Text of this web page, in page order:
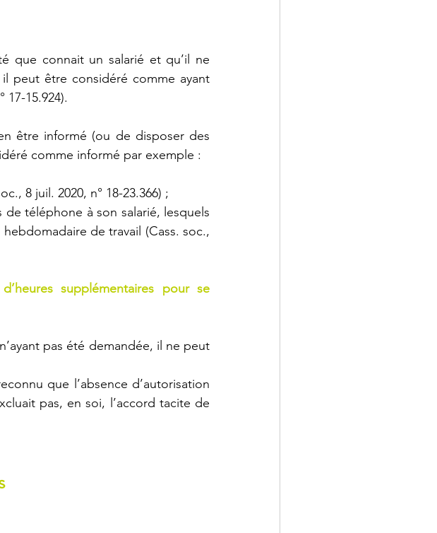
que connait un salarié et qu’il ne
peut être considéré comme ayant
15.924).
être informé (ou de disposer des
comme informé par exemple :
8 juil. 2020, n° 18-23.366) ;
de téléphone à son salarié, lesquels
de travail (Cass. soc.,
supplémentaires pour se
pas été demandée, il ne peut
que l’absence d’autorisation
pas, en soi, l’accord tacite de